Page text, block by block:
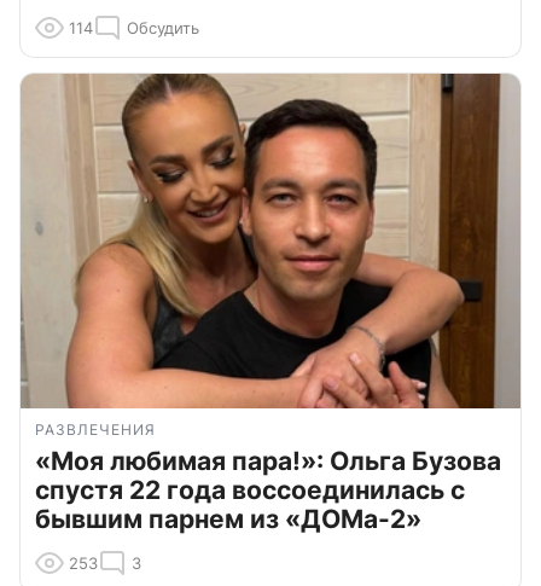
114 Обсудить
РАЗВЛЕЧЕНИЯ
«Моя любимая пара!»: Ольга Бузова
спустя 22 года воссоединилась с
бывшим парнем из «ДОМа-2»
253 3